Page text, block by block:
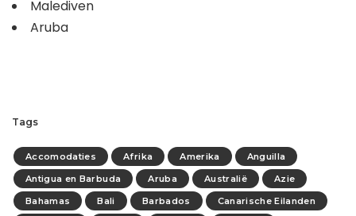
Malediven
Aruba
Tags
Accomodaties Afrika Amerika
Anguilla
Antigua en Barbuda
Aruba Australië
Azie
Bahamas
Bali Barbados
Canarische Eilanden